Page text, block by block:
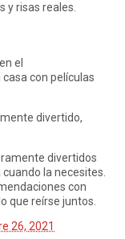
y risas reales.
el
con películas
divertido,
divertidos
la necesites.
con
que reírse juntos.
26, 2021